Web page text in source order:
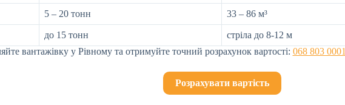
5 – 20 тонн 33 – 86 м³
до 15 тонн стріла до 8-12 м
вантажівку у Рівному та отримуйте точний розрахунок вартості: 068 803 0001
Розрахувати вартість